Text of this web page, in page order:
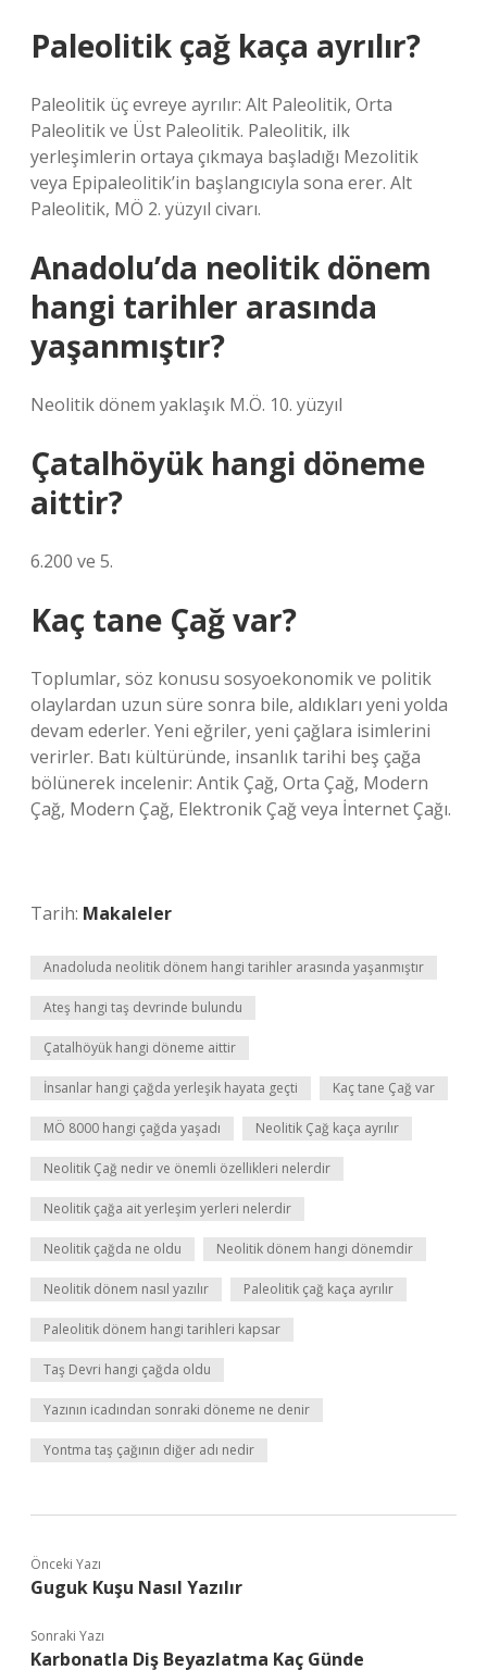
Paleolitik çağ kaça ayrılır?
Paleolitik üç evreye ayrılır: Alt Paleolitik, Orta
Paleolitik ve Üst Paleolitik. Paleolitik, ilk
yerleşimlerin ortaya çıkmaya başladığı Mezolitik
veya Epipaleolitik’in başlangıcıyla sona erer. Alt
Paleolitik, MÖ 2. yüzyıl civarı.
Anadolu’da neolitik dönem
hangi tarihler arasında
yaşanmıştır?
Neolitik dönem yaklaşık M.Ö. 10. yüzyıl
Çatalhöyük hangi döneme
aittir?
6.200 ve 5.
Kaç tane Çağ var?
Toplumlar, söz konusu sosyoekonomik ve politik
olaylardan uzun süre sonra bile, aldıkları yeni yolda
devam ederler. Yeni eğriler, yeni çağlara isimlerini
verirler. Batı kültüründe, insanlık tarihi beş çağa
bölünerek incelenir: Antik Çağ, Orta Çağ, Modern
Çağ, Modern Çağ, Elektronik Çağ veya İnternet Çağı.
Tarih: Makaleler
Anadoluda neolitik dönem hangi tarihler arasında yaşanmıştır
Ateş hangi taş devrinde bulundu
Çatalhöyük hangi döneme aittir
İnsanlar hangi çağda yerleşik hayata geçti Kaç tane Çağ var
MÖ 8000 hangi çağda yaşadı Neolitik Çağ kaça ayrılır
Neolitik Çağ nedir ve önemli özellikleri nelerdir
Neolitik çağa ait yerleşim yerleri nelerdir
Neolitik çağda ne oldu Neolitik dönem hangi dönemdir
Neolitik dönem nasıl yazılır Paleolitik çağ kaça ayrılır
Paleolitik dönem hangi tarihleri kapsar
Taş Devri hangi çağda oldu
Yazının icadından sonraki döneme ne denir
Yontma taş çağının diğer adı nedir
Önceki Yazı
Guguk Kuşu Nasıl Yazılır
Sonraki Yazı
Karbonatla Diş Beyazlatma Kaç Günde